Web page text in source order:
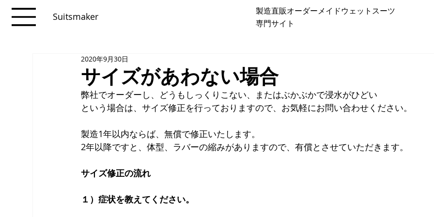
Suitsmaker
製造直販オーダーメイドウェットスーツ
専門サイト
サイズがあわない場合
2020年9月30日
弊社でオーダーし、どうもしっくりこない、またはぶかぶかで浸水がひどい
という場合は、サイズ修正を行っておりますので、お気軽にお問い合わせください。
製造1年以内ならば、無償で修正いたします。
2年以降ですと、体型、ラバーの縮みがありますので、有償とさせていただきます。
サイズ修正の流れ
１）症状を教えてください。